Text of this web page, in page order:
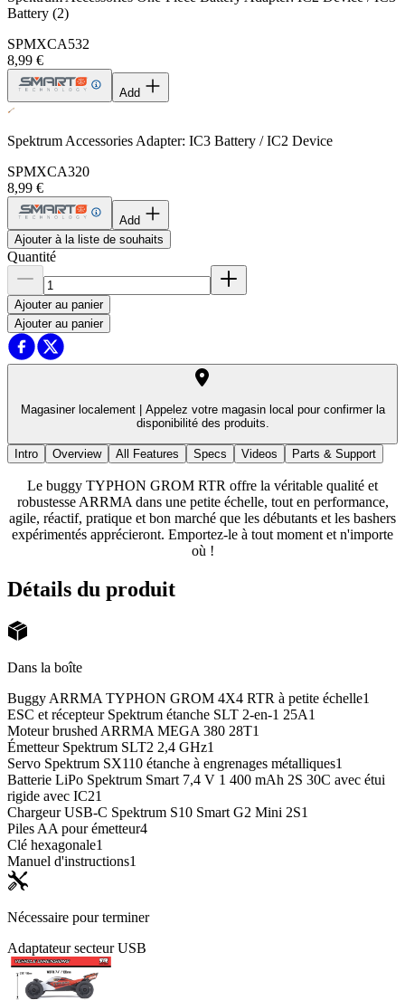
Battery (2)
SPMXCA532
8,99 €
Add
Spektrum Accessories Adapter: IC3 Battery / IC2 Device
SPMXCA320
8,99 €
Add
Ajouter à la liste de souhaits
Quantité
Ajouter au panier
Ajouter au panier
Magasiner localement |
Appelez votre magasin local pour confirmer la
disponibilité des produits.
Intro Overview All Features Specs Videos Parts & Support
Le buggy TYPHON GROM RTR offre la véritable qualité et
robustesse ARRMA dans une petite échelle, tout en performance,
agile, réactif, pratique et bon marché que les débutants et les bashers
expérimentés apprécieront. Emportez-le à tout moment et n'importe
où !
Détails du produit
Dans la boîte
Buggy ARRMA TYPHON GROM 4X4 RTR à petite échelle1
ESC et récepteur Spektrum étanche SLT 2-en-1 25A1
Moteur brushed ARRMA MEGA 380 28T1
Émetteur Spektrum SLT2 2,4 GHz1
Servo Spektrum SX110 étanche à engrenages métalliques1
Batterie LiPo Spektrum Smart 7,4 V 1 400 mAh 2S 30C avec étui
rigide avec IC21
Chargeur USB-C Spektrum S10 Smart G2 Mini 2S1
Piles AA pour émetteur4
Clé hexagonale1
Manuel d'instructions1
Nécessaire pour terminer
Adaptateur secteur USB